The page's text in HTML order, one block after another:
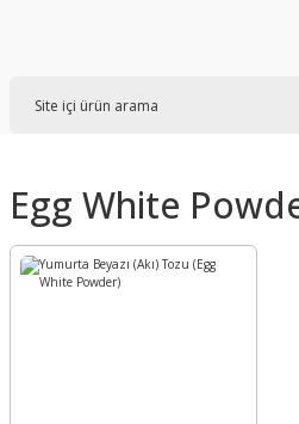
Egg White